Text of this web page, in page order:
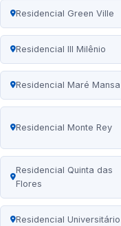
Residencial Green Ville
Residencial III Milênio
Residencial Maré Mansa
Residencial Monte Rey
Residencial Quinta das
Flores
Residencial Universitário